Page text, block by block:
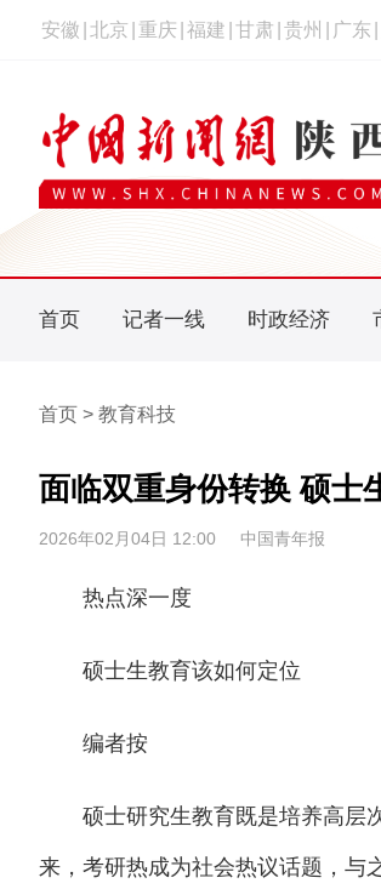
安徽 北京 重庆 福建 甘肃 贵州 广东
首页 记者一线 时政经济
首页 > 教育科技
面临双重身份转换 硕士
2026年02月04日 12:00 中国青年报
热点深一度
硕士生教育该如何定位
编者按
硕士研究生教育既是培养高层次
来，考研热成为社会热议话题，与